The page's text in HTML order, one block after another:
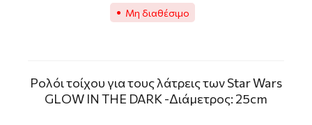
Μη διαθέσιμο
Ρολόι τοίχου για τους λάτρεις των Star Wars
GLOW IN THE DARK -Διάμετρος: 25cm